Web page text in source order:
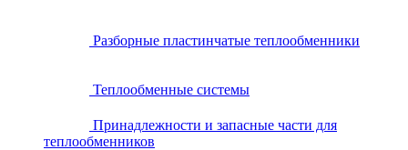
Разборные пластинчатые теплообменники
Теплообменные системы
Принадлежности и запасные части для
теплообменников